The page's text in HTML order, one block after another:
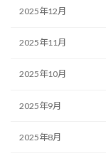
2025年12月
2025年11月
2025年10月
2025年9月
2025年8月